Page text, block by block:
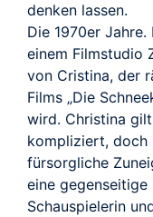
denken lassen.
Die 1970er
einem Filmstudio
von Cristina, der
Films „Die
wird. Christina
kompliziert, doch
fürsorgliche
eine
Schauspielerin